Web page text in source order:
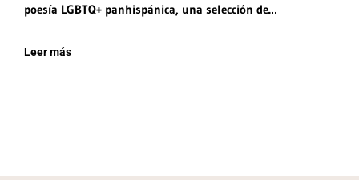
poesía LGBTQ+ panhispánica, una selección de…
Leer más